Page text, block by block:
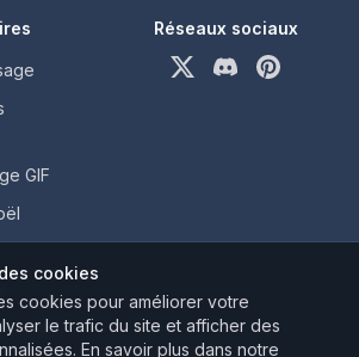
GIF
vidéo
Réseaux sociaux
cookies
cookies pour améliorer votre
le trafic du site et afficher des
En savoir plus dans notre